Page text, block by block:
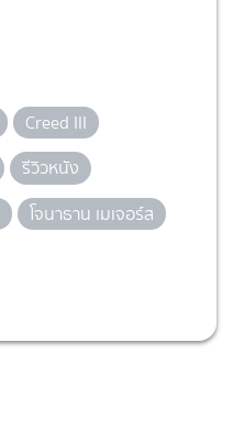
Creed III
รีวิวหนัง
โจนาธาน เมเจอร์ส